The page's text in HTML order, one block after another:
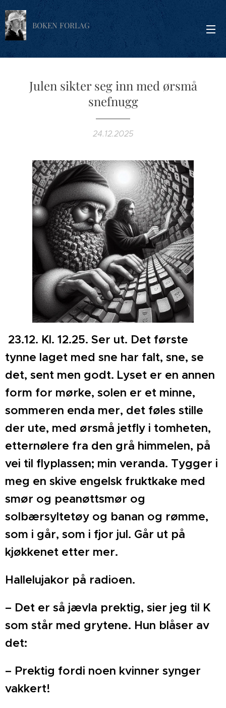
BOKEN FORLAG
Julen sikter seg inn med ørsmå
snefnugg
24.12.2025
23.12. Kl. 12.25. Ser ut. Det første
tynne laget med sne har falt, sne, se
det, sent men godt. Lyset er en annen
form for mørke, solen er et minne,
sommeren enda mer, det føles stille
der ute, med ørsmå jetfly i tomheten,
etternølere fra den grå himmelen, på
vei til flyplassen; min veranda. Tygger i
meg en skive engelsk fruktkake med
smør og peanøttsmør og
solbærsyltetøy og banan og rømme,
som i går, som i fjor jul. Går ut på
kjøkkenet etter mer.
Hallelujakor på radioen.
– Det er så jævla prektig, sier jeg til K
som står med grytene. Hun blåser av
det:
– Prektig fordi noen kvinner synger
vakkert!